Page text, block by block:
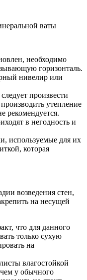
ваты
необходимо
горизонталь.
нивелир или
произвести
утепление
рекомендуется.
в негодность и
используемые для их
которая
возведения стен,
на несущей
что для данного
только сухую
на
влагостойкой
у обычного